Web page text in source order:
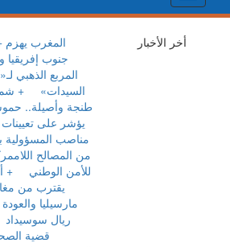
+ المغرب
يهزم جنوب
إفريقيا ويبلغ
المربع الذهبي
لـ«كان السيدات»
+ شملت
طنجة وأصيلة..
حموشي يؤشر
على تعيينات في
مناصب
المسؤولية بعدد
من المصالح
اللاممركزة للأمن
أخر الأخبار